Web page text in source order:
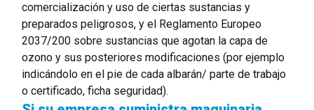
comercialización y uso de ciertas sustancias y
preparados peligrosos, y el Reglamento Europeo
2037/200 sobre sustancias que agotan la capa de
ozono y sus posteriores modificaciones (por ejemplo
indicándolo en el pie de cada albarán/ parte de trabajo
o certificado, ficha seguridad).